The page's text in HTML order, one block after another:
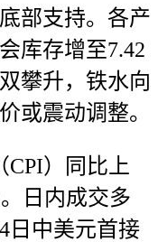
部支持。各产
库存增至7.42
攀升，铁水向
或震动调整。
）同比上
日内成交多
日中美元首接